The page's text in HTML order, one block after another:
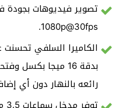
تصوير فيديوهات
1080p@30fps.
الكاميرا السلفي تحسنت
رائعه بالنهار دون أي